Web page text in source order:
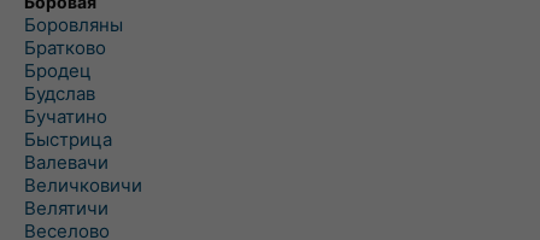
Боровляны
Братково
Бродец
Будслав
Бучатино
Быстрица
Валевачи
Величковичи
Велятичи
Веселово